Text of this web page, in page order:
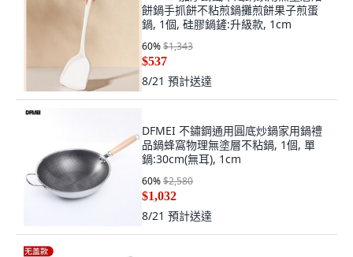
餅鍋手抓餅不粘煎鍋攤煎餅果子煎蛋
鍋, 1個, 硅膠鍋鏟:升級款, 1cm
60%$1,343
$537
8/21 預計送達
DFMEI 不鏽鋼通用圓底炒鍋家用鍋禮
品鍋蜂窩物理無塗層不粘鍋, 1個, 單
鍋:30cm(無耳), 1cm
60%$2,580
$1,032
8/21 預計送達